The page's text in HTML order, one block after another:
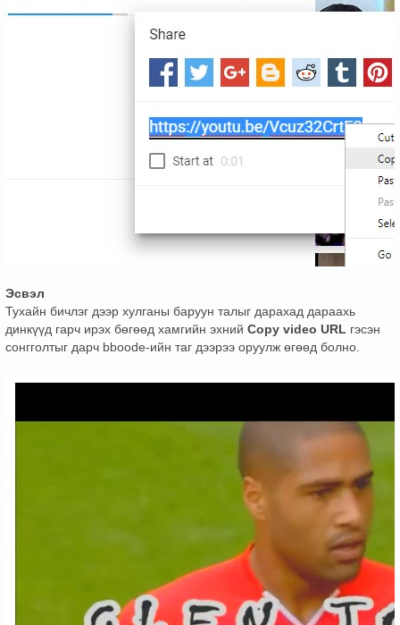
Эсвэл
Тухайн бичлэг дээр хулганы баруун талыг дарахад дараахь
динкүүд гарч ирэх бөгөөд хамгийн эхний Copy video URL гэсэн
сонгголтыг дарч bboode-ийн таг дээрээ оруулж өгөөд болно.